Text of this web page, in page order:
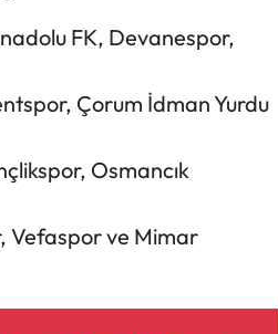
FK, Devanespor,
Çorum İdman Yurdu
Osmancık
Vefaspor ve Mimar